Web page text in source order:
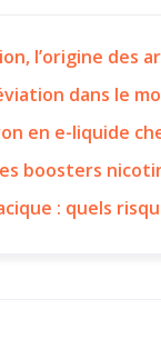
l’origine des
dans le
en e-liquide
boosters
: quels